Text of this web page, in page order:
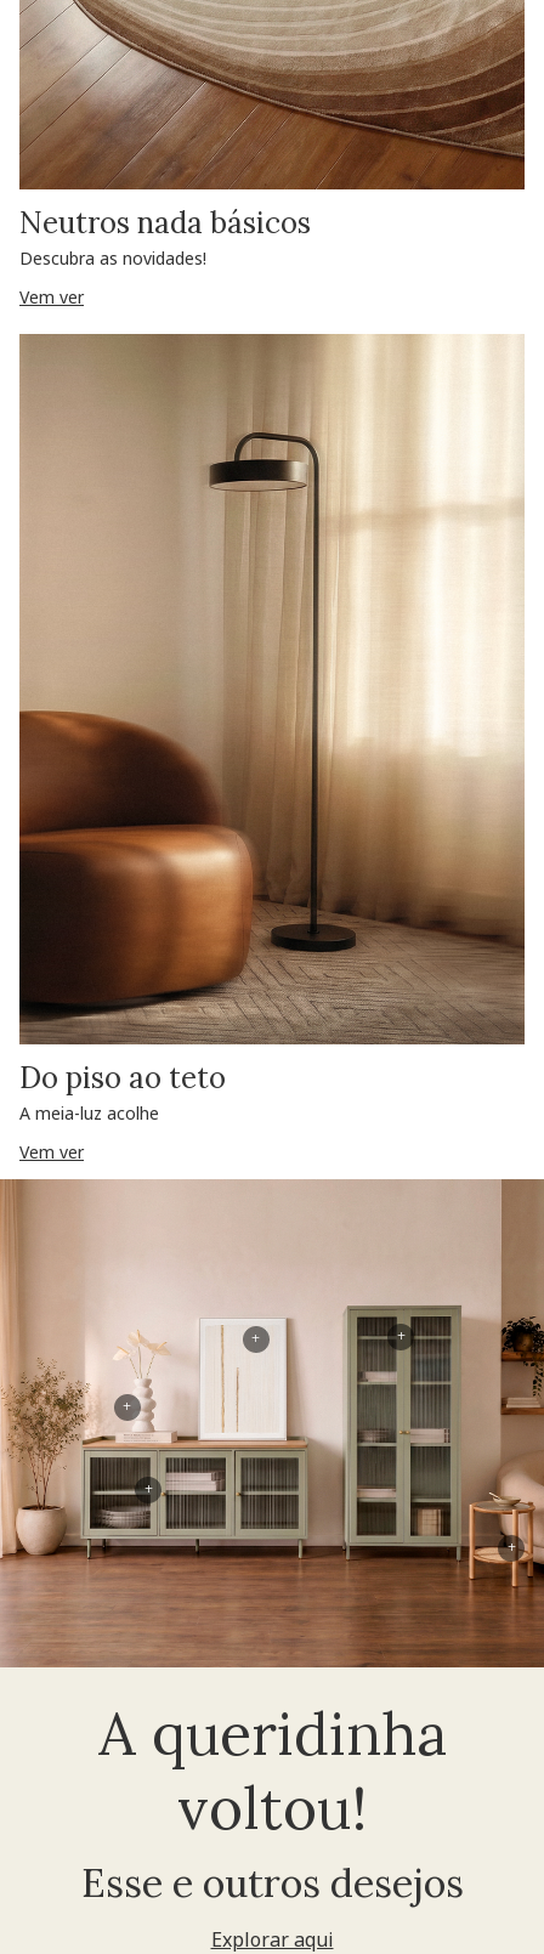
Neutros nada básicos
Descubra as novidades!
Vem ver
Do piso ao teto
A meia-luz acolhe
Vem ver
A queridinha
voltou!
Esse e outros desejos
Explorar aqui
+
+
+
+
+